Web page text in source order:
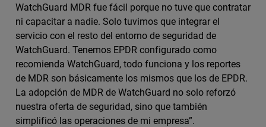
WatchGuard MDR fue fácil porque no tuve que contratar
ni capacitar a nadie. Solo tuvimos que integrar el
servicio con el resto del entorno de seguridad de
WatchGuard. Tenemos EPDR configurado como
recomienda WatchGuard, todo funciona y los reportes
de MDR son básicamente los mismos que los de EPDR.
La adopción de MDR de WatchGuard no solo reforzó
nuestra oferta de seguridad, sino que también
simplificó las operaciones de mi empresa”.